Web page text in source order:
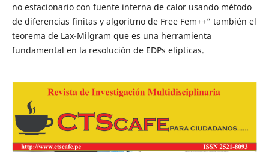
no estacionario con fuente interna de calor usando método
de diferencias finitas y algoritmo de Free Fem++” también el
teorema de Lax-Milgram que es una herramienta
fundamental en la resolución de EDPs elípticas.